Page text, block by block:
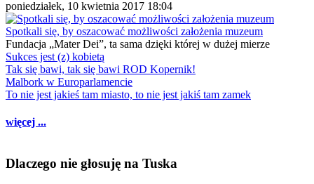
poniedziałek, 10 kwietnia 2017 18:04
Spotkali się, by oszacować możliwości założenia muzeum
Fundacja „Mater Dei”, ta sama dzięki której w dużej mierze
Sukces jest (z) kobietą
Tak się bawi, tak się bawi ROD Kopernik!
Malbork w Europarlamencie
To nie jest jakieś tam miasto, to nie jest jakiś tam zamek
więcej ...
Dlaczego nie głosuję na Tuska